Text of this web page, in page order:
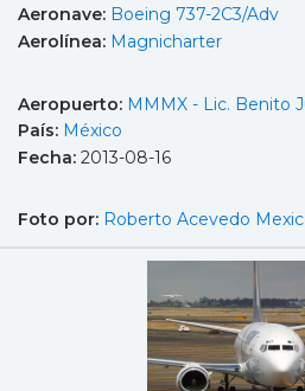
Aeronave: Boeing 737-2C3/Adv
Aerolínea: Magnicharter
Aeropuerto: MMMX - Lic. Benito
País: México
Fecha: 2013-08-16
Foto por: Roberto Acevedo